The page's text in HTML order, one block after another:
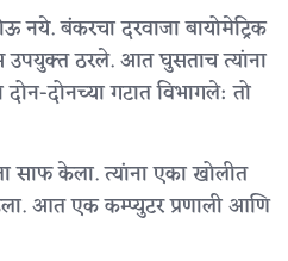
बंकरचा दरवाजा बायोमेट्रिक
उपयुक्त ठरले. आत घुसताच त्यांना
दोनच्या गटात विभागले: तो
केला. त्यांना एका खोलीत
आत एक कम्प्युटर प्रणाली आणि